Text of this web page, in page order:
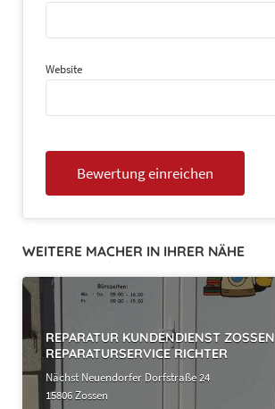
Website
WEITERE MACHER IN IHRER NÄHE
REPARATUR KUNDENDIENST ZOSSEN
REPARATURSERVICE RICHTER
Nächst Neuendorfer Dorfstraße 24
15806 Zossen